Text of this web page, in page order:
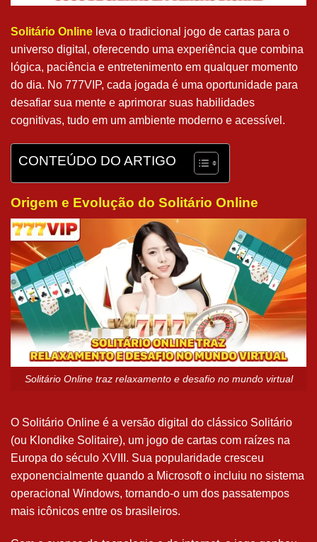
Solitário Online leva o tradicional jogo de cartas para o
universo digital, oferecendo uma experiência que combina
lógica, paciência e entretenimento em qualquer momento
do dia. No 777VIP, cada jogada é uma oportunidade para
desafiar sua mente e aprimorar suas habilidades
cognitivas, tudo em um ambiente moderno e acessível.
CONTEÚDO DO ARTIGO
Origem e Evolução do Solitário Online
Solitário Online traz relaxamento e desafio no mundo virtual
O Solitário Online é a versão digital do clássico Solitário
(ou Klondike Solitaire), um jogo de cartas com raízes na
Europa do século XVIII. Sua popularidade cresceu
exponencialmente quando a Microsoft o incluiu no sistema
operacional Windows, tornando-o um dos passatempos
mais icônicos entre os brasileiros.